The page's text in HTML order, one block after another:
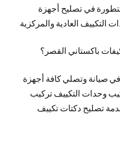
في تصليح أجهزة
التكييف العادية والمركزية
باكستاني القصر؟
صيانة وتصلي كافة أجهزة
وحدات التكييف تركيب
تصليح دكتات تكييف